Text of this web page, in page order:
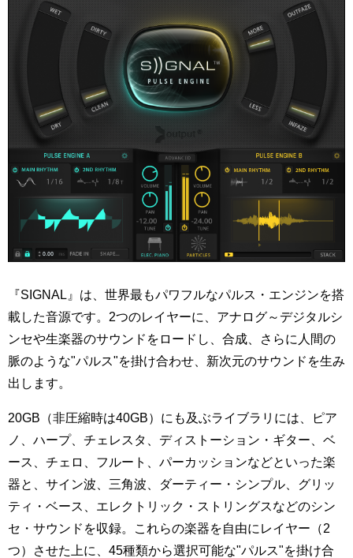
『SIGNAL』は、世界最もパワフルなパルス・エンジンを搭
載した音源です。2つのレイヤーに、アナログ～デジタルシ
ンセや生楽器のサウンドをロードし、合成、さらに人間の
脈のような"パルス"を掛け合わせ、新次元のサウンドを生み
出します。
20GB（非圧縮時は40GB）にも及ぶライブラリには、ピア
ノ、ハープ、チェレスタ、ディストーション・ギター、ベ
ース、チェロ、フルート、パーカッションなどといった楽
器と、サイン波、三角波、ダーティー・シンプル、グリッ
ティ・ベース、エレクトリック・ストリングスなどのシン
セ・サウンドを収録。これらの楽器を自由にレイヤー（2
つ）させた上に、45種類から選択可能な"パルス"を掛け合